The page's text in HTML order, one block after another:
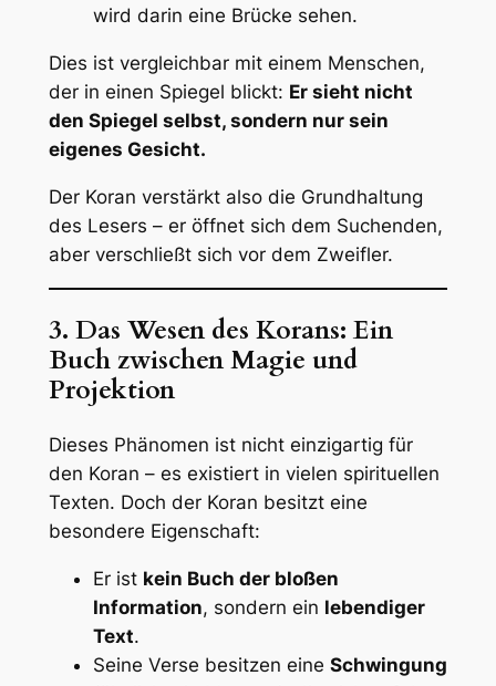
wird darin eine Brücke sehen.
Dies ist vergleichbar mit einem Menschen,
der in einen Spiegel blickt: Er sieht nicht
den Spiegel selbst, sondern nur sein
eigenes Gesicht.
Der Koran verstärkt also die Grundhaltung
des Lesers – er öffnet sich dem Suchenden,
aber verschließt sich vor dem Zweifler.
3. Das Wesen des Korans: Ein
Buch zwischen Magie und
Projektion
Dieses Phänomen ist nicht einzigartig für
den Koran – es existiert in vielen spirituellen
Texten. Doch der Koran besitzt eine
besondere Eigenschaft:
Er ist kein Buch der bloßen
Information, sondern ein lebendiger
Text.
Seine Verse besitzen eine Schwingung